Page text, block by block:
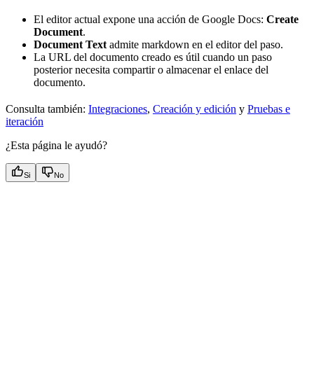
El editor actual expone una acción de Google Docs: Create
Document.
Document Textadmite markdown en el editor del paso.
La URL del documento creado es útil cuando un paso
posterior necesita compartir o almacenar el enlace del
documento.
Consulta también: Integraciones, Creación y edición y Pruebas e
iteración
¿Esta página le ayudó?
Si No